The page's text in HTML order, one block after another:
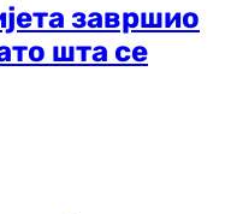
завршио
шта се